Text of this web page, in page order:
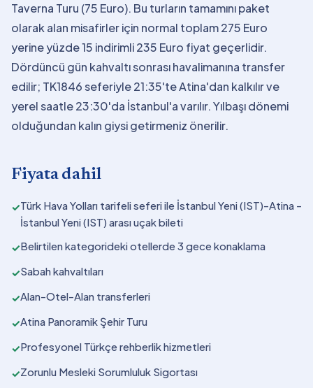
Taverna Turu (75 Euro). Bu turların tamamını paket
olarak alan misafirler için normal toplam 275 Euro
yerine yüzde 15 indirimli 235 Euro fiyat geçerlidir.
Dördüncü gün kahvaltı sonrası havalimanına transfer
edilir; TK1846 seferiyle 21:35'te Atina'dan kalkılır ve
yerel saatle 23:30'da İstanbul'a varılır. Yılbaşı dönemi
olduğundan kalın giysi getirmeniz önerilir.
Fiyata dahil
✓Türk Hava Yolları tarifeli seferi ile İstanbul Yeni (IST)-Atina -
İstanbul Yeni (IST) arası uçak bileti
✓Belirtilen kategorideki otellerde 3 gece konaklama
✓Sabah kahvaltıları
✓Alan-Otel-Alan transferleri
✓Atina Panoramik Şehir Turu
✓Profesyonel Türkçe rehberlik hizmetleri
✓Zorunlu Mesleki Sorumluluk Sigortası